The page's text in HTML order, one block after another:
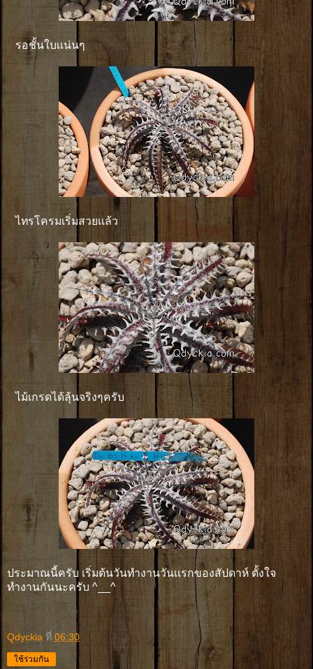
รอชั้นใบเเน่นๆ
ไทรโครมเริ่มสวยเเล้ว
ไม้เกรดได้ลุ้นจริงๆครับ
ประมาณนี้ครับ เริ่มต้นวันทำงานวันเเรกของสัปดาห์ ตั้งใจ
ทำงานกันนะครับ ^__^
Qdyckia ที่ 06:30
ใช้ร่วมกัน